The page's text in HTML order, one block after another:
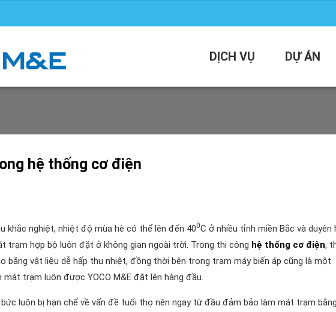
DỊCH VỤ DỰ ÁN
hệ thống cơ điện
khắc nghiệt, nhiệt độ mùa hè có thể lên đến 400C ở nhiều tỉnh miền Bắc và duyên
trạm hợp bộ luôn đặt ở không gian ngoài trời. Trong thi công hệ thống cơ điện,
vật liệu dễ hấp thu nhiệt, đồng thời bên trong trạm máy biến áp cũng là một
trạm luôn được YOCO M&E đặt lên hàng đầu.
luôn bị hạn chế về vấn đề tuổi thọ nên ngay từ đầu đảm bảo làm mát trạm